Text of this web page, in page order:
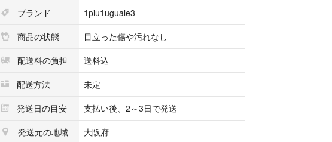
お答えできません。
※ プロフィールをご覧頂きご購入ください。
他でも販売中の為、削除する事がございます。
ブランド
1piu1uguale3
商品の状態
目立った傷や汚れなし
配送料の負担
送料込
配送方法
未定
発送日の目安
支払い後、2～3日で発送
発送元の地域
大阪府